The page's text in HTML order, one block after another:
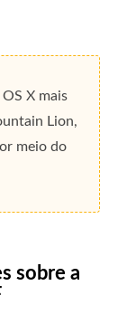
X mais
Lion,
meio do
sobre a